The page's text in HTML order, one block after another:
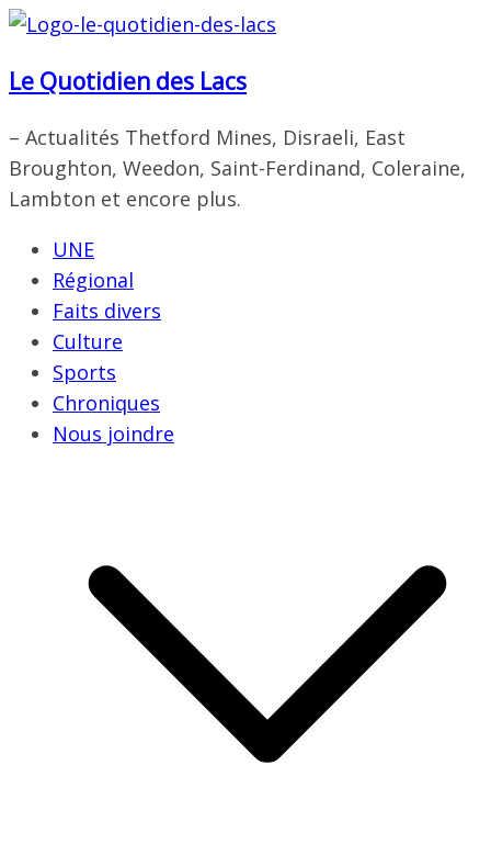
Passer
contenu
Le Quotidien des Lacs
– Actualités Thetford Mines, Disraeli, East
Broughton, Weedon, Saint-Ferdinand, Coleraine,
Lambton et encore plus.
UNE
Régional
Faits divers
Culture
Sports
Chroniques
Nous joindre